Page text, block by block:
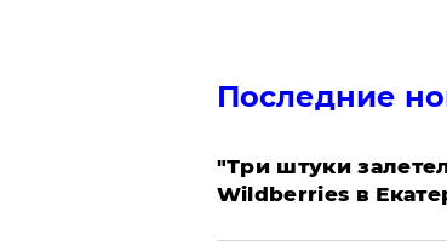
Последние
"Три штуки
Wildberries в